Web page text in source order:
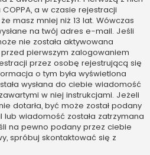
a w czasie rejestracji
masz mniej niż 13 lat. Wówczas
na twój adres e-mail. Jeśli
nie została aktywowana
pierwszym zalogowaniem
przez osobę rejestrującą się
o tym była wyświetlona
wysłana do ciebie wiadomość
w niej instrukcjami. Jeżeli
dotarła, być może został podany
wiadomość została zatrzymana
na pewno podany przez ciebie
spróbuj skontaktować się z